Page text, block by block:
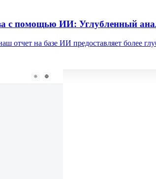
с помощью ИИ: Углубленный
отчет на базе ИИ предоставляет более